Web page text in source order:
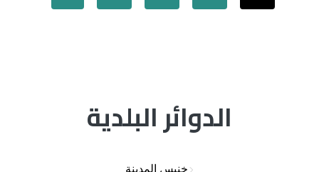
الدوائر البلدية